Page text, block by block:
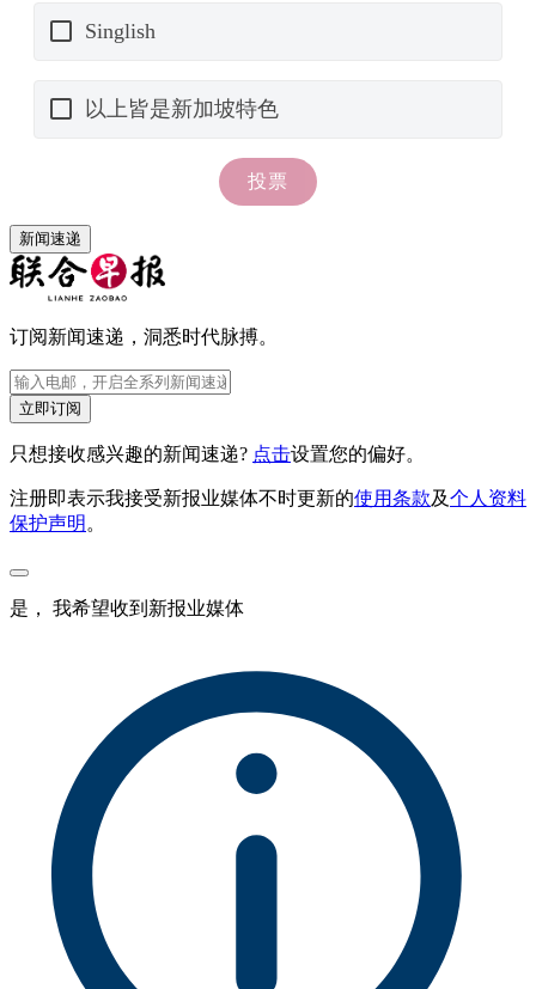
新闻速递
订阅新闻速递，洞悉时代脉搏。
立即订阅
只想接收感兴趣的新闻速递? 点击设置您的偏好。
注册即表示我接受新报业媒体不时更新的使用条款及个人资料
保护声明 。
是， 我希望收到新报业媒体